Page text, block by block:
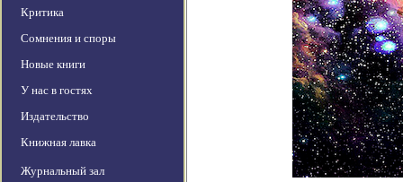
Критика
Сомнения и споры
Новые книги
У нас в гостях
Издательство
Книжная лавка
Журнальный зал